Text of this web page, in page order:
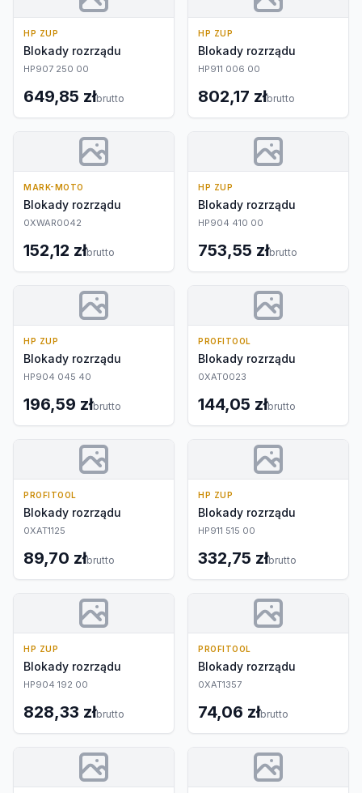
HP ZUP
Blokady rozrządu
HP907 250 00
649,85 złbrutto
HP ZUP
Blokady rozrządu
HP911 006 00
802,17 złbrutto
MARK-MOTO
Blokady rozrządu
0XWAR0042
152,12 złbrutto
HP ZUP
Blokady rozrządu
HP904 410 00
753,55 złbrutto
HP ZUP
Blokady rozrządu
HP904 045 40
196,59 złbrutto
PROFITOOL
Blokady rozrządu
0XAT0023
144,05 złbrutto
PROFITOOL
Blokady rozrządu
0XAT1125
89,70 złbrutto
HP ZUP
Blokady rozrządu
HP911 515 00
332,75 złbrutto
HP ZUP
Blokady rozrządu
HP904 192 00
828,33 złbrutto
PROFITOOL
Blokady rozrządu
0XAT1357
74,06 złbrutto